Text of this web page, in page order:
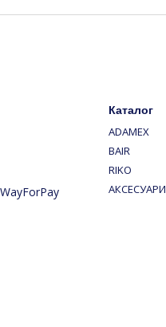
Каталог
ADAMEX
BAIR
RIKO
АКСЕСУАРИ